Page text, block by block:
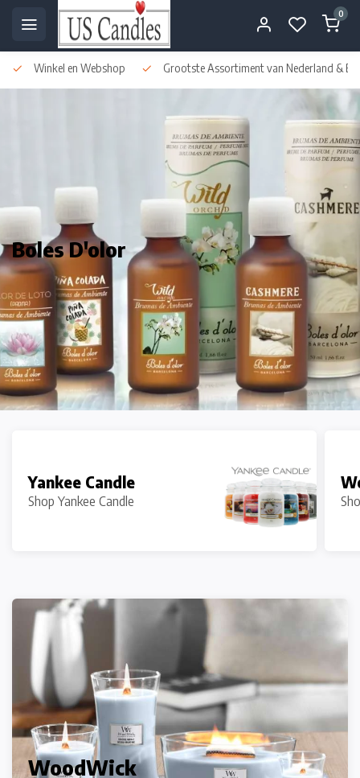
0
Winkel en Webshop Grootste Assortiment van Nederland &
Boles D'olor
Yankee Candle
Shop Yankee Candle
WoodWick